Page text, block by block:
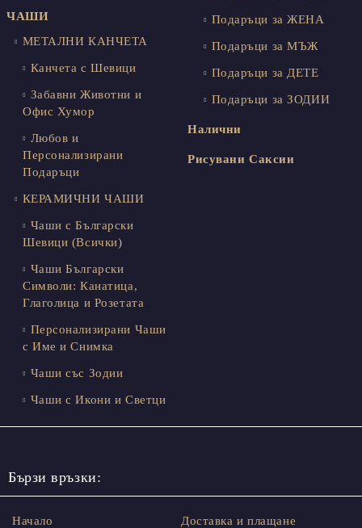
ЧАШИ
МЕТАЛНИ КАНЧЕТА
Канчета с Шевици
Забавни Животни и
Офис Хумор
Любов и
Персонализирани
Подаръци
КЕРАМИЧНИ ЧАШИ
Чаши с Български
Шевици (Всички)
Чаши Български
Символи: Канатица,
Глаголица и Розетата
Персонализирани Чаши
с Име и Снимка
Чаши със Зодии
Чаши с Икони и Светци
Подаръци за ЖЕНА
Подаръци за МЪЖ
Подаръци за ДЕТЕ
Подаръци за ЗОДИИ
Налични
Рисувани Саксии
Бързи връзки:
Начало Доставка и плащане